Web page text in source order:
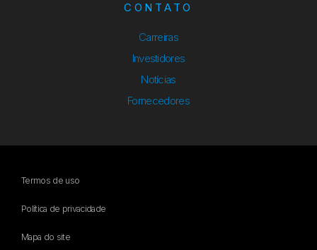
CONTATO
Carreiras
Investidores
Notícias
Fornecedores
Termos de uso
Política de privacidade
Mapa do site